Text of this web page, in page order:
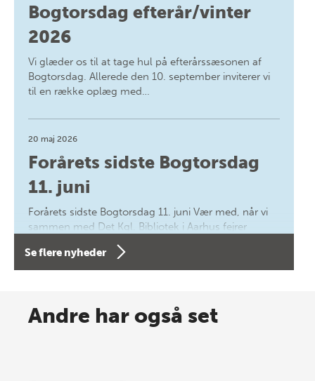
Bogtorsdag efterår/vinter
2026
Vi glæder os til at tage hul på efterårssæsonen af
Bogtorsdag. Allerede den 10. september inviterer vi
til en række oplæg med…
20 maj 2026
Forårets sidste Bogtorsdag
11. juni
Forårets sidste Bogtorsdag 11. juni Vær med, når vi
sammen med Det Kgl. Bibliotek i Aarhus fejrer
forfatterne bag vores nyes…
Spar op til 70% til sommer-
Se flere nyheder
Andre har også set